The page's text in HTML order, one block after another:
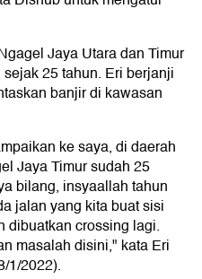
Jaya Utara dan Timur
25 tahun. Eri berjanji
banjir di kawasan
ke saya, di daerah
Jaya Timur sudah 25
bilang, insyaallah tahun
jalan yang kita buat sisi
dibuatkan crossing lagi.
masalah disini," kata Eri
1/2022).